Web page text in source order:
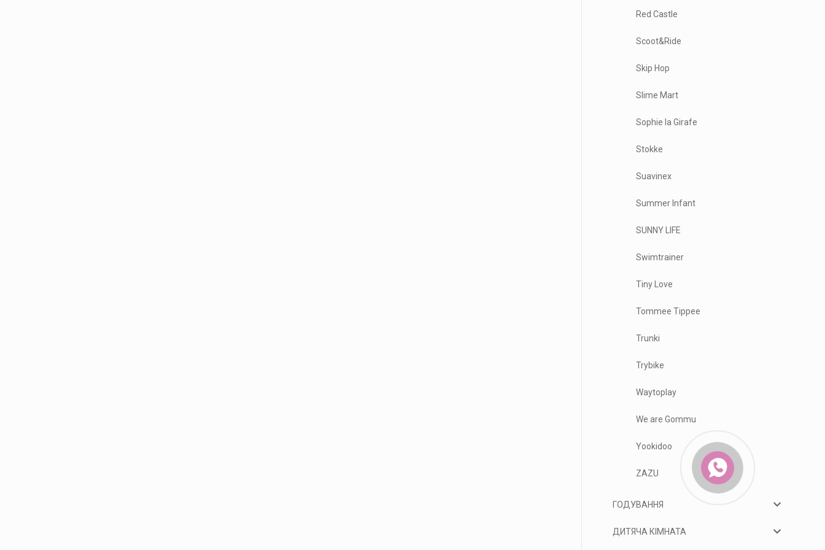
Red Castle
Scoot&Ride
Skip Hop
Slime Mart
Sophie la Girafe
Stokke
Suavinex
Summer Infant
SUNNY LIFE
Swimtrainer
Tiny Love
Tommee Tippee
Trunki
Trybike
Waytoplay
We are Gommu
Yookidoo
ZAZU
ГОДУВАННЯ
ДИТЯЧА КІМНАТА